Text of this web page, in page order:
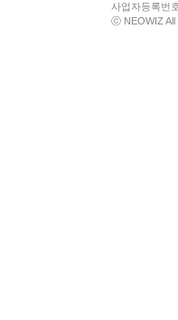
사업자등록번
ⓒ NEOWIZ All